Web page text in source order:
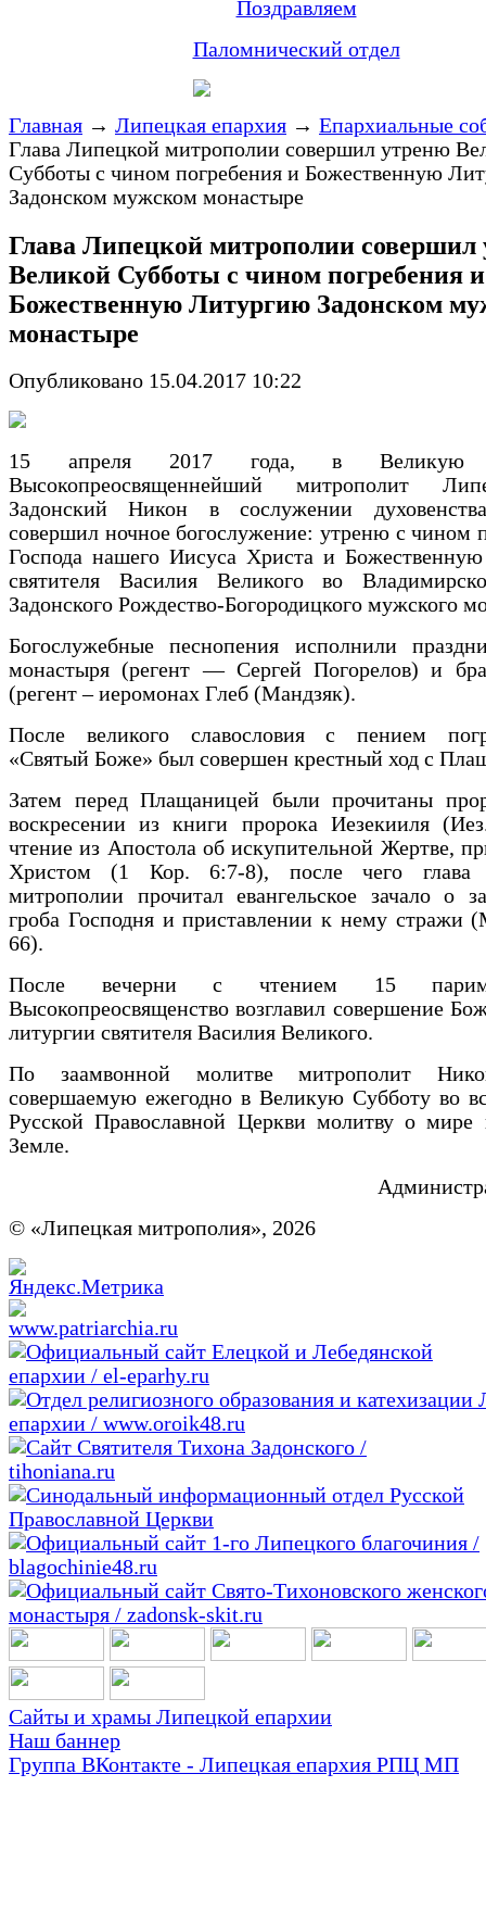
Поздравляем
Паломнический отдел
Главная → Липецкая епархия → Епархиальные
Глава Липецкой митрополии совершил утреню
Субботы с чином погребения и Божественную
Задонском мужском монастыре
Глава Липецкой митрополии совершил
Великой Субботы с чином погребения и
Божественную Литургию Задонском
монастыре
Опубликовано 15.04.2017 10:22
15 апреля 2017 года, в Великую
Высокопреосвященнейший митрополит
Задонский Никон в сослужении
совершил ночное богослужение: утреню с чином
Господа нашего Иисуса Христа и
святителя Василия Великого во
Задонского Рождество-Богородицкого мужского
Богослужебные песнопения исполнили
монастыря (регент — Сергей Погорелов) и
(регент – иеромонах Глеб (Мандзяк).
После великого славословия с пением
«Святый Боже» был совершен крестный ход с
Затем перед Плащаницей были прочитаны
воскресении из книги пророка Иезекииля
чтение из Апостола об искупительной Жертве,
Христом (1 Кор. 6:7-8), после чего глава
митрополии прочитал евангельское зачало о
гроба Господня и приставлении к нему стражи
66).
После вечерни с чтением 15
Высокопреосвященство возглавил совершение
литургии святителя Василия Великого.
По заамвонной молитве митрополит
совершаемую ежегодно в Великую Субботу во
Русской Православной Церкви молитву о мире
Земле.
© «Липецкая митрополия», 2026
Сайты и храмы Липецкой епархии
Наш баннер
Группа ВКонтакте - Липецкая епархия РПЦ МП